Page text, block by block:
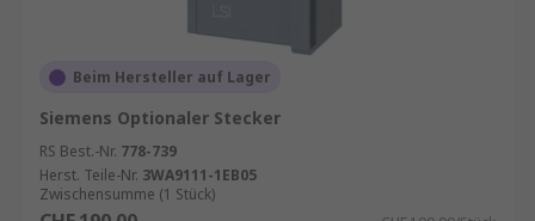
Beim Hersteller auf Lager
Siemens Optionaler Stecker
RS Best.-Nr. 778-739
Herst. Teile-Nr. 3WA9111-1EB05
Zwischensumme (1 Stück)